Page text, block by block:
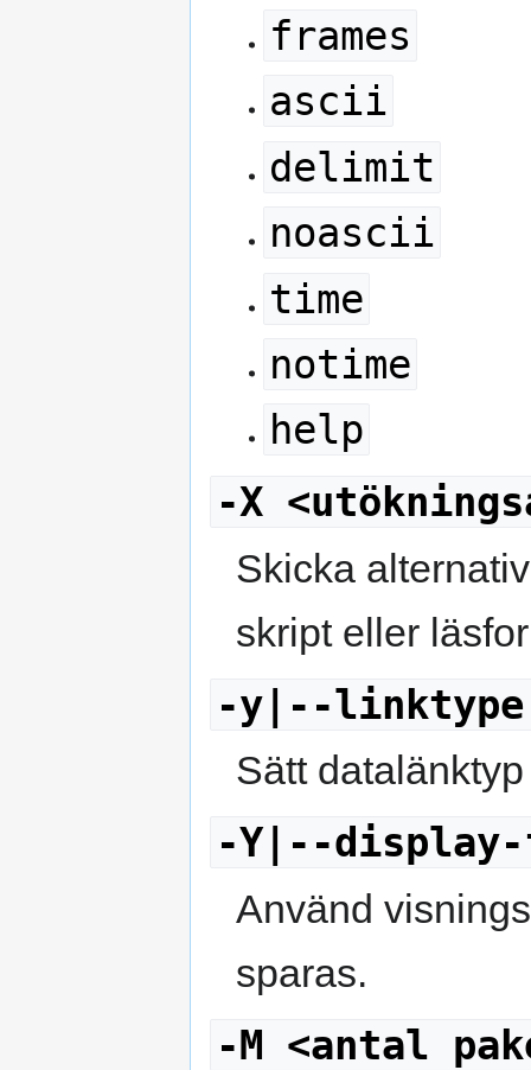
frames
ascii
delimit
noascii
time
notime
help
-X
Skicka
skript eller
-y|--linktype
Sätt
-Y|--
Använd
sparas.
-M <antal